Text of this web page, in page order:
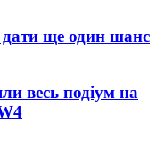
ще один шанс
весь подіум на
4